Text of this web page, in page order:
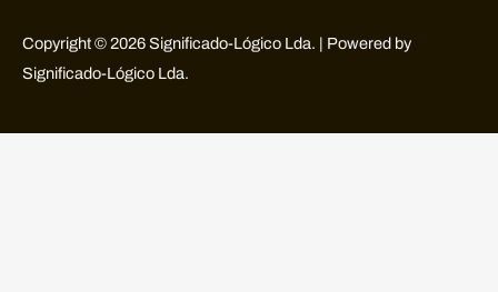
Copyright © 2026 Significado-Lógico Lda. | Powered by
Significado-Lógico Lda.